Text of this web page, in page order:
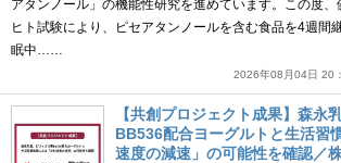
アタンノール」の機能性研究を進めています。この度
ヒト試験により、ピセアタンノールを含む食品を4週間
眠中……
2026年08月04日 20
【共創プロジェクト成果】森永
BB536配合ヨーグルトと生活習
速度の減速」の可能性を確認／